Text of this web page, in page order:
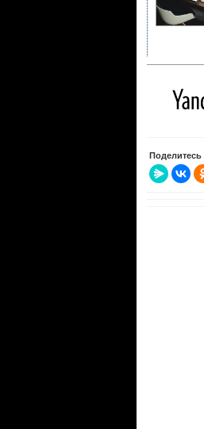
Поделитесь